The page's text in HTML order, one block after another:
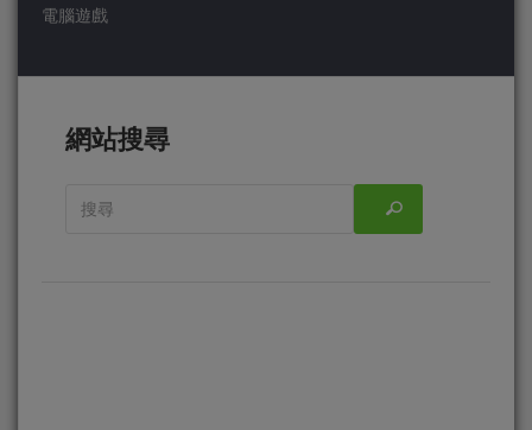
電腦遊戲
網站搜尋